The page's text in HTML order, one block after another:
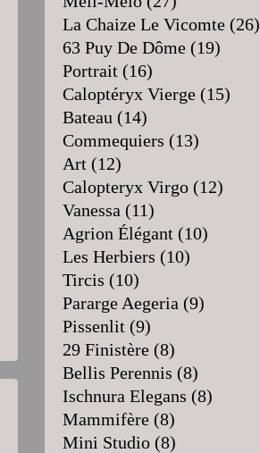
La Chaize Le Vicomte (26)
63 Puy De Dôme (19)
Portrait (16)
Caloptéryx Vierge (15)
Bateau (14)
Commequiers (13)
Art (12)
Calopteryx Virgo (12)
Vanessa (11)
Agrion Élégant (10)
Les Herbiers (10)
Tircis (10)
Pararge Aegeria (9)
Pissenlit (9)
29 Finistère (8)
Bellis Perennis (8)
Ischnura Elegans (8)
Mammifère (8)
Mini Studio (8)